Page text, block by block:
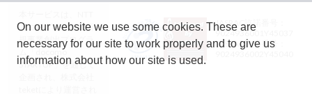
ドコモグループの新
規事業創出プログラ
ム「docomo
STARTUP」を通じて
JASRAC許諾番号：
9024936001Y45037
JASRAC許諾番号：
On our website we use some cookies. These are
necessary for our site to work properly and to give us
information about how our site is used.